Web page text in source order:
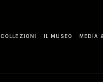
COLLEZIONI IL MUSEO MEDIA